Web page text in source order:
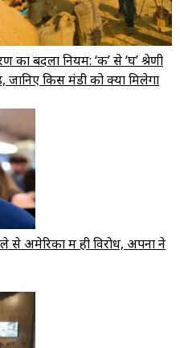
का बदला नियम: ‘क’ से ‘घ’ श्रेणी
किस मंडी को क्या मिलेगा
अमेरिका में ही विरोध, अपनों ने